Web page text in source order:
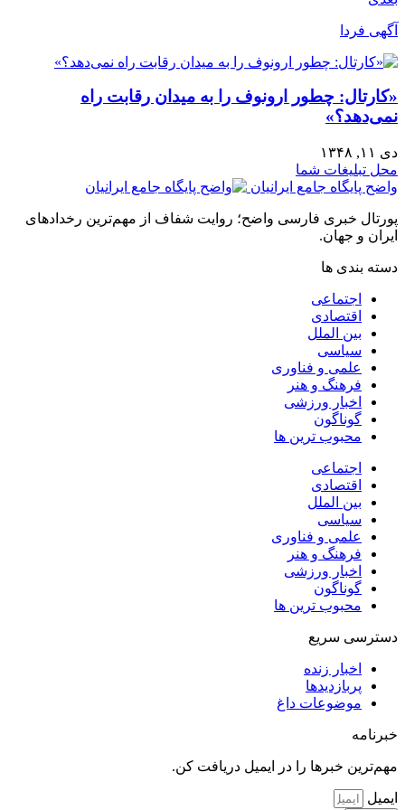
آگهی فردا
«کارتال: چطور ارونوف را به میدان رقابت راه
نمی‌دهد؟»
دی ۱۱, ۱۳۴۸
محل تبلیغات شما
واضح پایگاه جامع ایرانیان
پورتال خبری فارسی واضح؛ روایت شفاف از مهم‌ترین رخدادهای
ایران و جهان.
دسته بندی ها
اجتماعی
اقتصادی
بین الملل
سیاسی
علمی و فناوری
فرهنگ و هنر
اخبار ورزشی
گوناگون
محبوب ترین ها
اجتماعی
اقتصادی
بین الملل
سیاسی
علمی و فناوری
فرهنگ و هنر
اخبار ورزشی
گوناگون
محبوب ترین ها
دسترسی سریع
اخبار زنده
پربازدیدها
موضوعات داغ
خبرنامه
مهم‌ترین خبرها را در ایمیل دریافت کن.
ایمیل